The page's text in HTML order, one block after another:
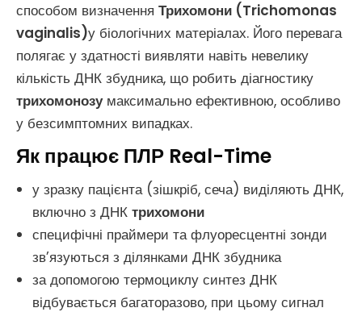
способом визначення Трихомони (Trichomonas
vaginalis)у біологічних матеріалах. Його перевага
полягає у здатності виявляти навіть невелику
кількість ДНК збудника, що робить діагностику
трихомонозумаксимально ефективною, особливо
у безсимптомних випадках.
Як працює ПЛР Real-Time
у зразку пацієнта (зішкріб, сеча) виділяють ДНК,
включно з ДНК трихомони
специфічні праймери та флуоресцентні зонди
зв’язуються з ділянками ДНК збудника
за допомогою термоциклу синтез ДНК
відбувається багаторазово, при цьому сигнал